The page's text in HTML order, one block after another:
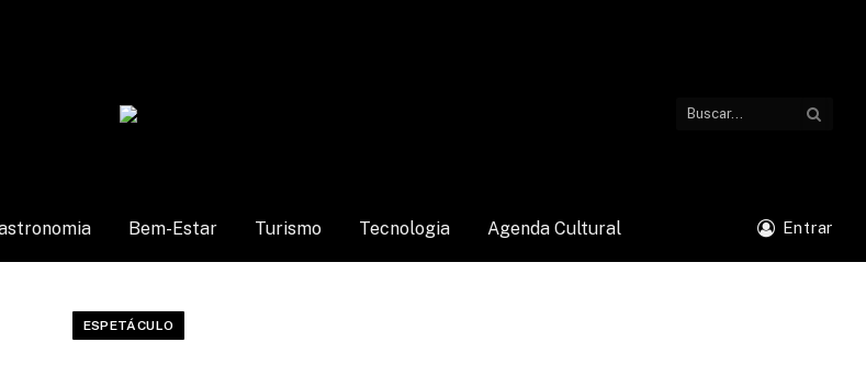
Bem-Estar Turismo Tecnologia Agenda Cultural Entrar
ESPETÁCULO